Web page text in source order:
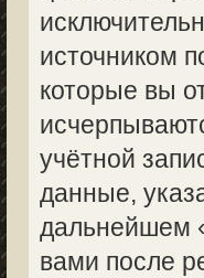
источником
которые вы
учётной
данные,
дальнейшем
вами после